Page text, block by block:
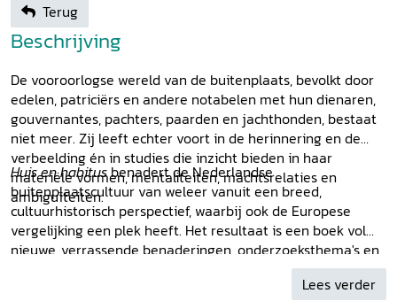
Terug
Beschrijving
De vooroorlogse wereld van de buitenplaats, bevolkt door
edelen, patriciërs en andere notabelen met hun dienaren,
gouvernantes, pachters, paarden en jachthonden, bestaat
niet meer. Zij leeft echter voort in de herinnering en de
verbeelding én in studies die inzicht bieden in haar
materiële vormen, mentaliteiten, machtsrelaties en
ambiguïteiten.
Huis en habitusbenadert de Nederlandse
buitenplaatscultuur van weleer vanuit een breed,
cultuurhistorisch perspectief, waarbij ook de Europese
vergelijking een plek heeft. Het resultaat is een boek vol
nieuwe, verrassende benaderingen, onderzoeksthema's en
inzichten. Meer dan dertig specialisten geven een rijk beeld
van het buitenleven van heren en dames, omringd door
Lees verder